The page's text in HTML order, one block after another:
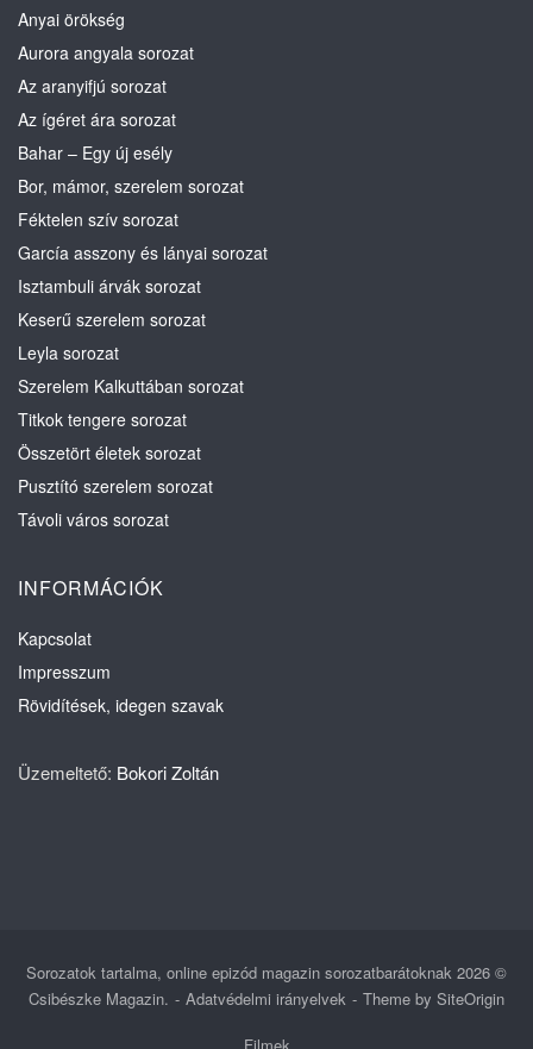
Anyai örökség
Aurora angyala sorozat
Az aranyifjú sorozat
Az ígéret ára sorozat
Bahar – Egy új esély
Bor, mámor, szerelem sorozat
Féktelen szív sorozat
García asszony és lányai sorozat
Isztambuli árvák sorozat
Keserű szerelem sorozat
Leyla sorozat
Szerelem Kalkuttában sorozat
Titkok tengere sorozat
Összetört életek sorozat
Pusztító szerelem sorozat
Távoli város sorozat
INFORMÁCIÓK
Kapcsolat
Impresszum
Rövidítések, idegen szavak
Üzemeltető: Bokori Zoltán
Sorozatok tartalma, online epizód magazin sorozatbarátoknak 2026 ©
Csibészke Magazin.
Adatvédelmi irányelvek Theme by SiteOrigin